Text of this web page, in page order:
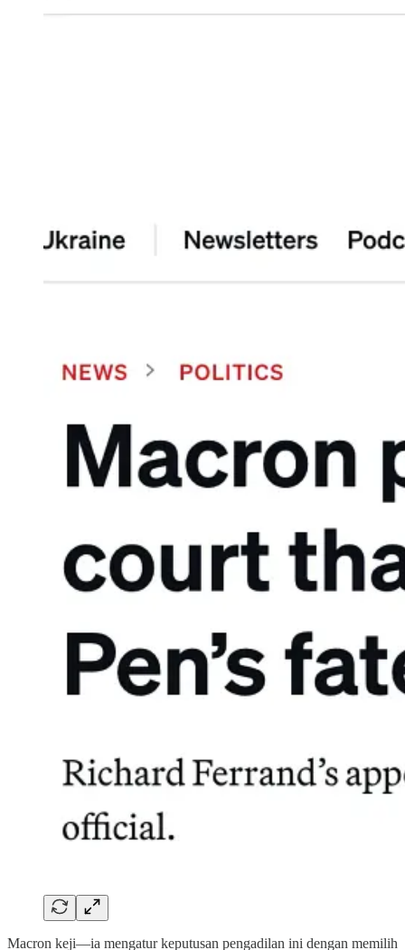
Macron keji—ia mengatur keputusan pengadilan ini dengan memilih